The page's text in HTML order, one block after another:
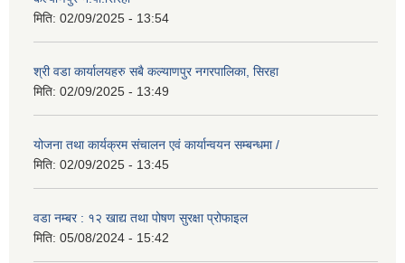
मिति: 02/09/2025 - 13:54
श्री वडा कार्यालयहरु सबै कल्याणपुर नगरपालिका, सिरहा
मिति: 02/09/2025 - 13:49
योजना तथा कार्यक्रम संचालन एवं कार्यान्वयन सम्बन्धमा /
मिति: 02/09/2025 - 13:45
वडा नम्बर : १२ खाद्य तथा पोषण सुरक्षा प्रोफाइल
मिति: 05/08/2024 - 15:42